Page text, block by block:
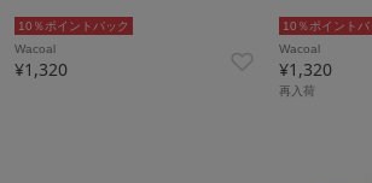
10％ポイントバック
Wacoal
¥1,320
10％ポイントバ
Wacoal
¥1,320
再入荷